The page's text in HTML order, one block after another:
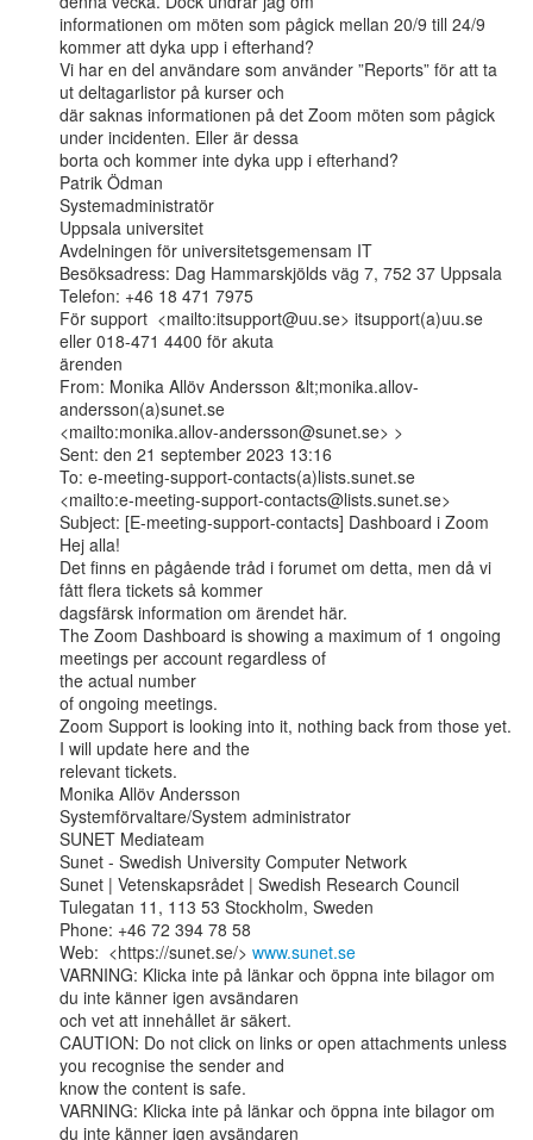
informationen om möten som pågick mellan 20/9 till 24/9
kommer att dyka upp i efterhand?
Vi har en del användare som använder ”Reports” för att ta
ut deltagarlistor på kurser och
där saknas informationen på det Zoom möten som pågick
under incidenten. Eller är dessa
borta och kommer inte dyka upp i efterhand?
Patrik Ödman
Systemadministratör
Uppsala universitet
Avdelningen för universitetsgemensam IT
Besöksadress: Dag Hammarskjölds väg 7, 752 37 Uppsala
Telefon: +46 18 471 7975
För support  <mailto:itsupport@uu.se> itsupport(a)uu.se
eller 018-471 4400 för akuta
ärenden
From: Monika Allöv Andersson &lt;monika.allov-
andersson(a)sunet.se
<mailto:monika.allov-andersson@sunet.se> >
Sent: den 21 september 2023 13:16
To: e-meeting-support-contacts(a)lists.sunet.se
<mailto:e-meeting-support-contacts@lists.sunet.se>
Subject: [E-meeting-support-contacts] Dashboard i Zoom
Hej alla!
Det finns en pågående tråd i forumet om detta, men då vi
fått flera tickets så kommer
dagsfärsk information om ärendet här.
The Zoom Dashboard is showing a maximum of 1 ongoing
meetings per account regardless of
the actual number
of ongoing meetings.
Zoom Support is looking into it, nothing back from those yet.
I will update here and the
relevant tickets.
Monika Allöv Andersson
Systemförvaltare/System administrator
SUNET Mediateam
Sunet - Swedish University Computer Network
Sunet | Vetenskapsrådet | Swedish Research Council
Tulegatan 11, 113 53 Stockholm, Sweden
Phone: +46 72 394 78 58
Web:  <https://sunet.se/> www.sunet.se
VARNING: Klicka inte på länkar och öppna inte bilagor om
du inte känner igen avsändaren
och vet att innehållet är säkert.
CAUTION: Do not click on links or open attachments unless
you recognise the sender and
know the content is safe.
VARNING: Klicka inte på länkar och öppna inte bilagor om
du inte känner igen avsändaren